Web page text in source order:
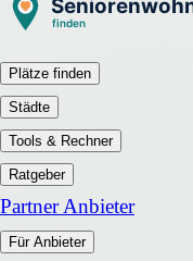
Plätze finden
Städte
Tools & Rechner
Ratgeber
Partner Anbieter
Für Anbieter